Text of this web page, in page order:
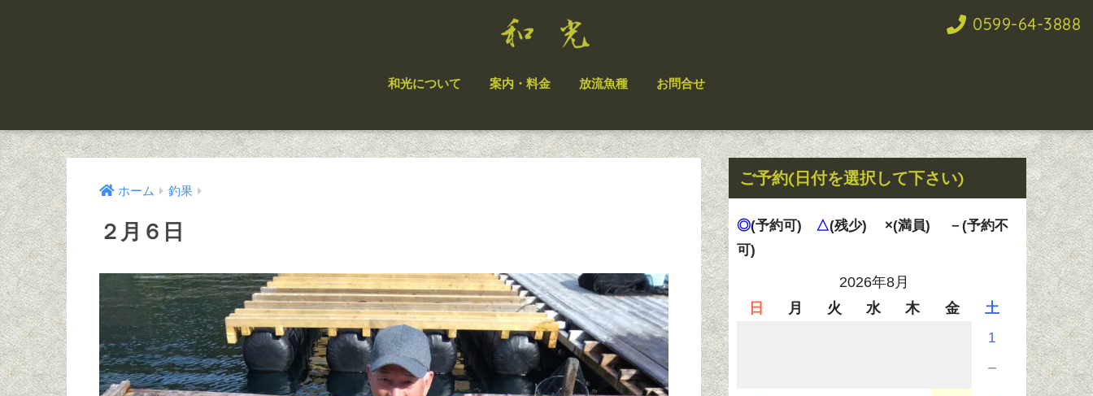
和光について 案内・料金 放流魚種 お問合せ
0599-64-3888
ホーム 釣果
２月６日
ご予約(日付を選択して下さい)
◎(予約可) △(残少) ×(満員)
－(予約不
可)
2026年8月
日
月 火 水 木 金 土
1
－